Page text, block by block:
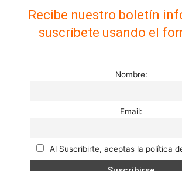
Recibe nuestro boletín
suscríbete usando el
Nombre:
Email:
Al Suscribirte, aceptas la política